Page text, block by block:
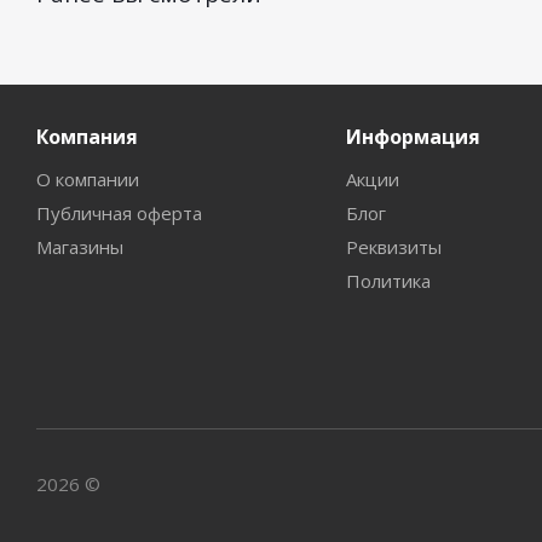
Компания
О компании
Публичная оферта
Магазины
Информация
Акции
Блог
Реквизиты
Политика
2026 ©